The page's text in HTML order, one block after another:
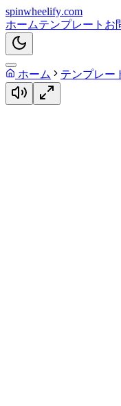
spinwheelify.com
ホームテンプレート お
ホーム テンプレー